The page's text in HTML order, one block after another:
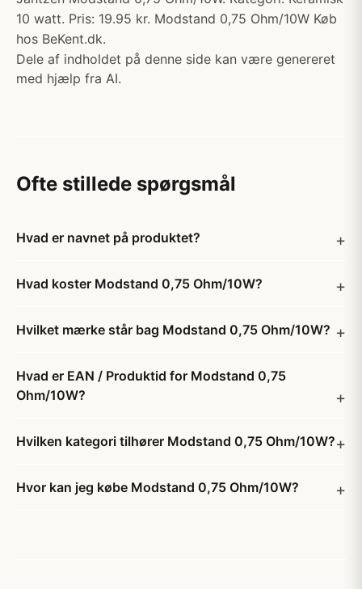
10 watt. Pris: 19.95 kr. Modstand 0,75 Ohm/10W Køb
hos BeKent.dk.
Dele af indholdet på denne side kan være genereret
med hjælp fra AI.
Ofte stillede spørgsmål
Hvad er navnet på produktet?
Hvad koster Modstand 0,75 Ohm/10W?
Hvilket mærke står bag Modstand 0,75 Ohm/10W?
Hvad er EAN / Produktid for Modstand 0,75
Ohm/10W?
Hvilken kategori tilhører Modstand 0,75 Ohm/10W?
Hvor kan jeg købe Modstand 0,75 Ohm/10W?